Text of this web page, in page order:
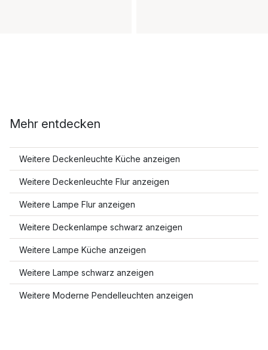
Mehr entdecken
Weitere Deckenleuchte Küche anzeigen
Weitere Deckenleuchte Flur anzeigen
Weitere Lampe Flur anzeigen
Weitere Deckenlampe schwarz anzeigen
Weitere Lampe Küche anzeigen
Weitere Lampe schwarz anzeigen
Weitere Moderne Pendelleuchten anzeigen